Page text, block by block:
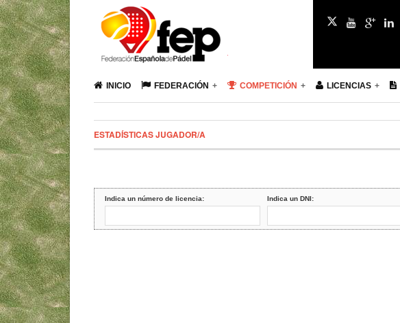
INICIO FEDERACIÓN COMPETICIÓN LICENCIAS
ESTADÍSTICAS JUGADOR/A
Indica un número de licencia: Indica un DNI: